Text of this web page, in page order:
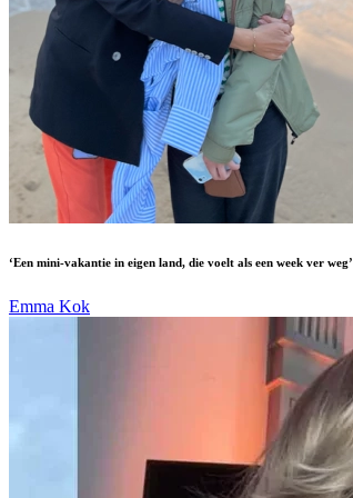
‘Een mini-vakantie in eigen land, die voelt als een week ver weg’
Emma Kok